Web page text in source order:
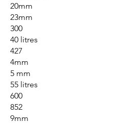
20mm
23mm
300
40 litres
427
4mm
5 mm
55 litres
600
852
9mm